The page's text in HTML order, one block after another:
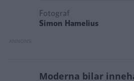
Fotograf
Simon Hamelius
Moderna bilar